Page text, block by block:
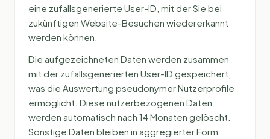
eine zufallsgenerierte User-ID, mit der Sie bei
zukünftigen Website-Besuchen wiedererkannt
werden können.
Die aufgezeichneten Daten werden zusammen
mit der zufallsgenerierten User-ID gespeichert,
was die Auswertung pseudonymer Nutzerprofile
ermöglicht. Diese nutzerbezogenen Daten
werden automatisch nach 14 Monaten gelöscht.
Sonstige Daten bleiben in aggregierter Form